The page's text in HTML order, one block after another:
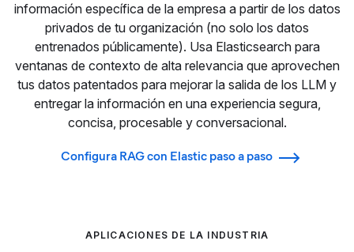
información específica de la empresa a partir de los datos
privados de tu organización (no solo los datos
entrenados públicamente). Usa Elasticsearch para
ventanas de contexto de alta relevancia que aprovechen
tus datos patentados para mejorar la salida de los LLM y
entregar la información en una experiencia segura,
concisa, procesable y conversacional.
Configura RAG con Elastic paso a paso
APLICACIONES DE LA INDUSTRIA